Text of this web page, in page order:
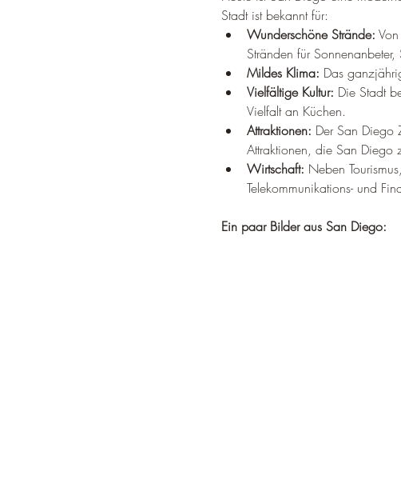
Stadt ist bekannt für:
Wunderschöne Strände:
Stränden für
Mildes Klima: Das
Vielfältige Kultur: Die Stadt
Vielfalt an Küchen.
Attraktionen: Der San Diego
Attraktionen, die San Diego
Wirtschaft: Neben
Telekommunikations- und
Ein paar Bilder aus San Diego: